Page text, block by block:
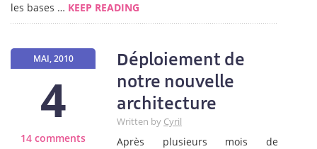
les bases … KEEP READING
MAI, 2010
4
14 comments
Déploiement de
notre nouvelle
architecture
Written by Cyril
Après plusieurs mois de